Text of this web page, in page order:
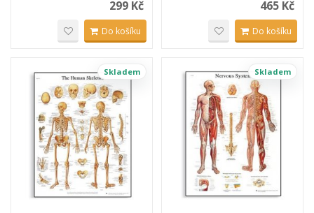
299 Kč
Do košíku
465 Kč
Do košíku
Skladem Skladem